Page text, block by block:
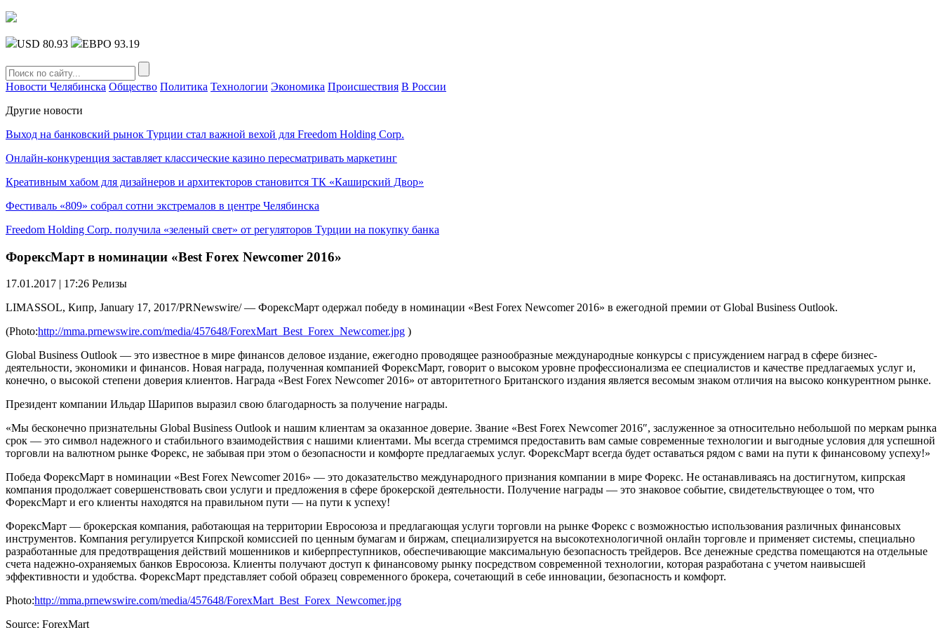
USD 80.93 ЕВРО 93.19
Новости Челябинска Общество Политика Технологии Экономика Происшествия В России
Другие новости
Выход на банковский рынок Турции стал важной вехой для Freedom Holding Corp.
Онлайн-конкуренция заставляет классические казино пересматривать маркетинг
Креативным хабом для дизайнеров и архитекторов становится ТК «Каширский Двор»
Фестиваль «809» собрал сотни экстремалов в центре Челябинска
Freedom Holding Corp. получила «зеленый свет» от регуляторов Турции на покупку банка
ФорексМарт в номинации «Best Forex Newcomer 2016»
17.01.2017 | 17:26 Релизы
LIMASSOL, Кипр, January 17, 2017/PRNewswire/ — ФорексМарт одержал победу в номинации «Best Forex Newcomer 2016» в ежегодной премии от Global Business Outlook.
(Photo:http://mma.prnewswire.com/media/457648/ForexMart_Best_Forex_Newcomer.jpg )
Global Business Outlook — это известное в мире финансов деловое издание, ежегодно проводящее разнообразные международные конкурсы с присуждением наград в сфере бизнес-
деятельности, экономики и финансов. Новая награда, полученная компанией ФорексМарт, говорит о высоком уровне профессионализма ее специалистов и качестве предлагаемых услуг и,
конечно, о высокой степени доверия клиентов. Награда «Best Forex Newcomer 2016» от авторитетного Британского издания является весомым знаком отличия на высоко конкурентном рынке.
Президент компании Ильдар Шарипов выразил свою благодарность за получение награды.
«Мы бесконечно признательны Global Business Outlook и нашим клиентам за оказанное доверие. Звание «Best Forex Newcomer 2016″, заслуженное за относительно небольшой по меркам рынка
срок — это символ надежного и стабильного взаимодействия с нашими клиентами. Мы всегда стремимся предоставить вам самые современные технологии и выгодные условия для успешной
торговли на валютном рынке Форекс, не забывая при этом о безопасности и комфорте предлагаемых услуг. ФорексМарт всегда будет оставаться рядом с вами на пути к финансовому успеху!»
Победа ФорексМарт в номинации «Best Forex Newcomer 2016» — это доказательство международного признания компании в мире Форекс. Не останавливаясь на достигнутом, кипрская
компания продолжает совершенствовать свои услуги и предложения в сфере брокерской деятельности. Получение награды — это знаковое событие, свидетельствующее о том, что
ФорексМарт и его клиенты находятся на правильном пути — на пути к успеху!
ФорексМарт — брокерская компания, работающая на территории Евросоюза и предлагающая услуги торговли на рынке Форекс с возможностью использования различных финансовых
инструментов. Компания регулируется Кипрской комиссией по ценным бумагам и биржам, специализируется на высокотехнологичной онлайн торговле и применяет системы, специально
разработанные для предотвращения действий мошенников и киберпреступников, обеспечивающие максимальную безопасность трейдеров. Все денежные средства помещаются на отдельные
счета надежно-охраняемых банков Евросоюза. Клиенты получают доступ к финансовому рынку посредством современной технологии, которая разработана с учетом наивысшей
эффективности и удобства. ФорексМарт представляет собой образец современного брокера, сочетающий в себе инновации, безопасность и комфорт.
Photo:http://mma.prnewswire.com/media/457648/ForexMart_Best_Forex_Newcomer.jpg
Source: ForexMart